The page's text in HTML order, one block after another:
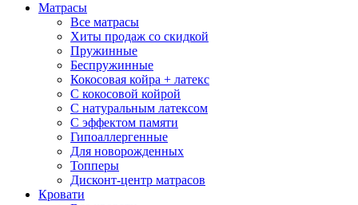
Матрасы
Все матрасы
Хиты продаж со скидкой
Пружинные
Беспружинные
Кокосовая койра + латекс
С кокосовой койрой
С натуральным латексом
С эффектом памяти
Гипоаллергенные
Для новорожденных
Топперы
Дисконт-центр матрасов
Кровати